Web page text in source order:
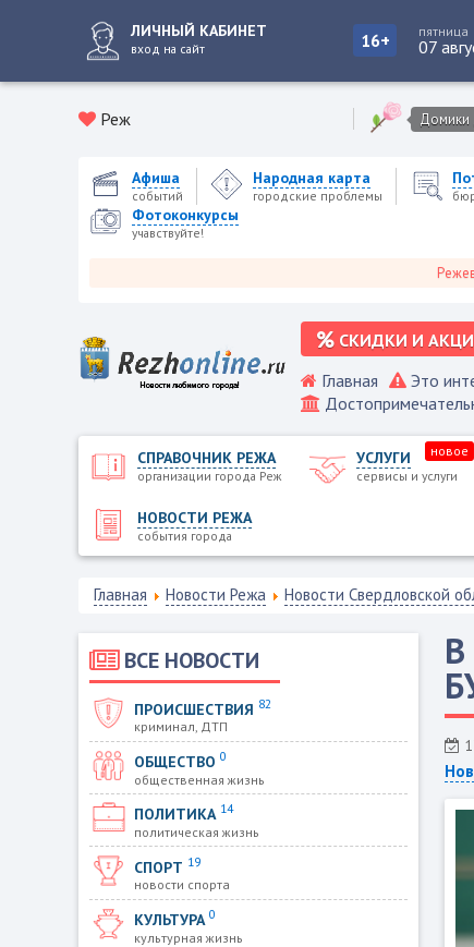
ЛИЧНЫЙ КАБИНЕТ
вход на сайт 16+ пятница
07
Реж Домики
Афиша
событий
Народная карта
городские проблемы
Фотоконкурсы
учавствуйте!
Режевской
СКИДКИ И
Главная Это
СПРАВОЧНИК РЕЖА
организации города Реж
УСЛУГИ
сервисы и услуги
новое
НОВОСТИ РЕЖА
события города
Главная Новости Режа Новости Свердловской
ВСЕ НОВОСТИ
ПРОИСШЕСТВИЯ 82
криминал, ДТП
ОБЩЕСТВО 0
общественная жизнь
ПОЛИТИКА 14
политическая жизнь
СПОРТ 19
новости спорта
КУЛЬТУРА 0
культурная жизнь